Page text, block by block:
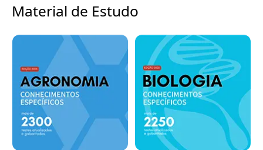
Material de Estudo